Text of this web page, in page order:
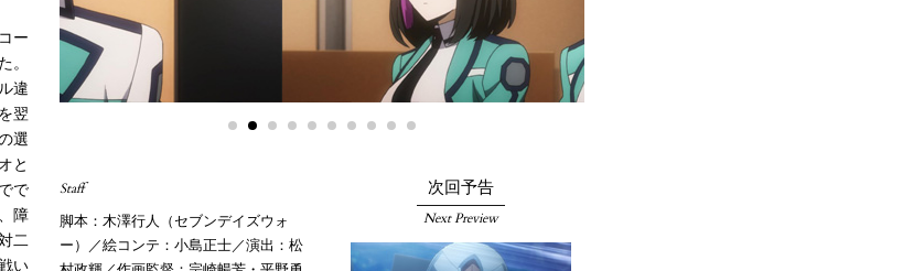
ー
。
違
翌
選
と
で
障
二
い
Staff
脚本：木澤行人（セブンデイズウォ
ー）／絵コンテ：小島正士／演出：松
次回予告
Next Preview